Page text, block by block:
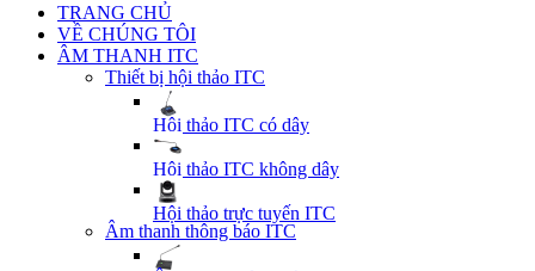
TRANG CHỦ
VỀ CHÚNG TÔI
ÂM THANH ITC
Thiết bị hội thảo ITC
Hội thảo ITC có dây
Hội thảo ITC không dây
Hội thảo trực tuyến ITC
Âm thanh thông báo ITC